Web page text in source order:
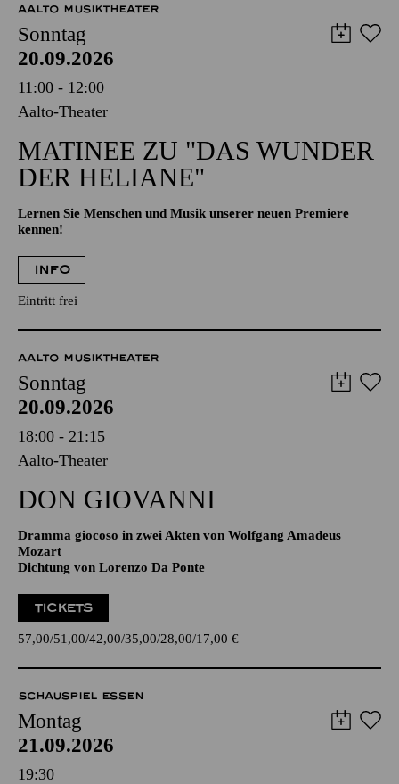
AALTO MUSIKTHEATER
Sonntag
20.09.2026
11:00 - 12:00
Aalto-Theater
MATINEE ZU "DAS WUNDER
DER HELIANE"
Lernen Sie Menschen und Musik unserer neuen Premiere
kennen!
INFO
Eintritt frei
AALTO MUSIKTHEATER
Sonntag
20.09.2026
18:00 - 21:15
Aalto-Theater
DON GIO­VANNI
Dramma giocoso in zwei Akten von Wolfgang Amadeus
Mozart
Dichtung von Lorenzo Da Ponte
TICKETS
57,00 51,00 42,00 35,00 28,00 17,00 €
SCHAUSPIEL ESSEN
Montag
21.09.2026
19:30